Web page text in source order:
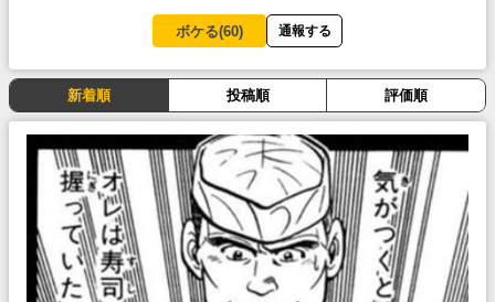
ボケる(60) 通報する
新着順 投稿順 評価順